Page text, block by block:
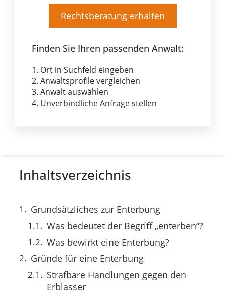
Rechtsberatung erhalten
Finden Sie Ihren passenden Anwalt:
1. Ort in Suchfeld eingeben
2. Anwaltsprofile vergleichen
3. Anwalt auswählen
4. Unverbindliche Anfrage stellen
Inhaltsverzeichnis
Grundsätzliches zur Enterbung
Was bedeutet der Begriff „enterben“?
Was bewirkt eine Enterbung?
Gründe für eine Enterbung
Strafbare Handlungen gegen den
Erblasser